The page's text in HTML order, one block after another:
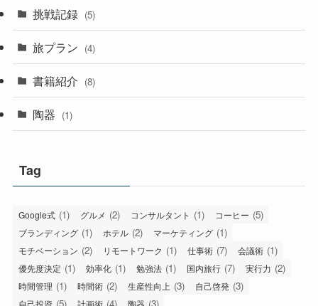
挑戦記録 (5)
旅プラン (4)
書籍紹介 (8)
陶器 (1)
Tag
Google式 (1) グルメ (2) コンサルタント (1) コーヒー (5)
ブランディング (1) ホテル (2) マーケティング (1)
モチベーション (2) リモートワーク (1) 仕事術 (7) 会議術 (1)
優先度決定 (1) 効率化 (1) 勉強法 (1) 国内旅行 (7) 実行力 (2)
時間管理 (1) 時間術 (2) 生産性向上 (3) 自己啓発 (3)